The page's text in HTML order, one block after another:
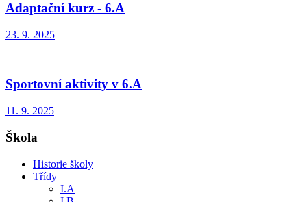
Adaptační kurz - 6.A
23. 9. 2025
Sportovní aktivity v 6.A
11. 9. 2025
Škola
Historie školy
Třídy
I.A